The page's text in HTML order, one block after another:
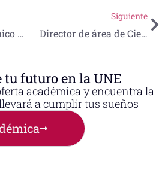
Alumnos de Químico Farmacéutico Biólogo presentan Certificación de Competencias en alimentos
Siguiente
Director de área de Ciencias de la Salud presenta propuesta educativa en Congreso Mundial de Pediatría
tu futuro en la UNE
académica y encuentra la
a cumplir tus sueños